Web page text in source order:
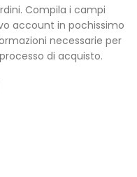
Compila i campi
account in pochissimo
necessarie per
di acquisto.